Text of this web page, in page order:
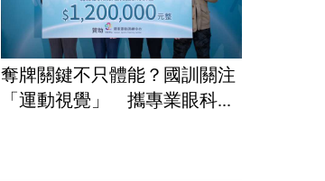
奪牌關鍵不只體能？國訓關注
「運動視覺」 攜專業眼科...